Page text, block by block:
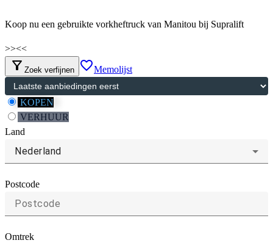
Koop nu een gebruikte vorkheftruck van Manitou bij Supralift
>><<
filter_alt Zoek verfijnen favorite_borderMemolijst
KOPEN
VERHUUR
Land
Nederland
Postcode
Omtrek